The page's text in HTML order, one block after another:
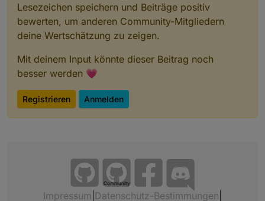
Lesezeichen speichern und Beiträge positiv
bewerten, um anderen Community-Mitgliedern
deine Wertschätzung zu zeigen.
Mit deinem Input könnte dieser Beitrag noch
besser werden 💗
Registrieren Anmelden
Community
Impressum Datenschutz-Bestimmungen